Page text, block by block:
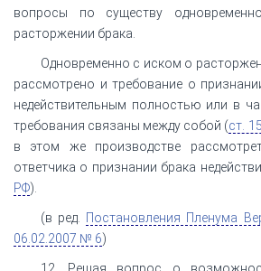
вопросы по существу
расторжении брака.
Одновременно с иском о
рассмотрено и требование о
недействительным полностью или в
требования связаны между собой (ст.
в этом же производстве
ответчика о признании брака
РФ).
(в ред. Постановления Пленума
06.02.2007 № 6)
12. Решая вопрос о